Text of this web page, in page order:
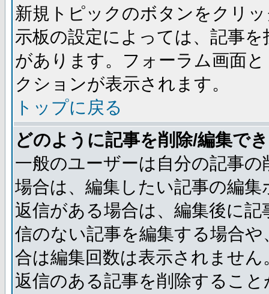
新規トピックのボタンをクリ
示板の設定によっては、記事
があります。フォーラム画面
クションが表示されます。
トップに戻る
どのように記事を削除/編集で
一般のユーザーは自分の記事
場合は、編集したい記事の編
返信がある場合は、編集後に
信のない記事を編集する場合
合は編集回数は表示されませ
返信のある記事を削除するこ